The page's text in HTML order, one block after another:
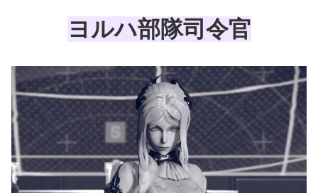
ヨルハ部隊司令官